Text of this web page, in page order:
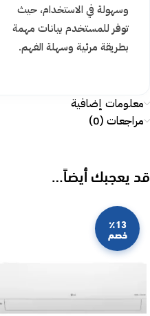
وسهولة في الاستخدام، حيث
توفر للمستخدم بيانات مهمة
بطريقة مرئية وسهلة الفهم.
معلومات إضافية
مراجعات (0)
قد يعجبك أيضاً…
٪13
خصم